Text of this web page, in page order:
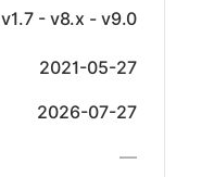
v1.7 - v8.x - v9.0
2021-05-27
2026-07-27
—